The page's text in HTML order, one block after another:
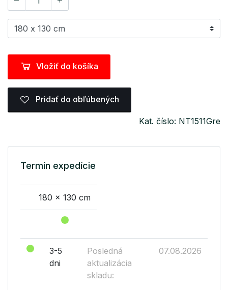
Vložiť do košíka
Pridať do obľúbených
Kat. číslo: NT1511Gre
Termín expedície
180 x 130 cm
3-5
dni
Posledná
aktualizácia
skladu:
07.08.2026